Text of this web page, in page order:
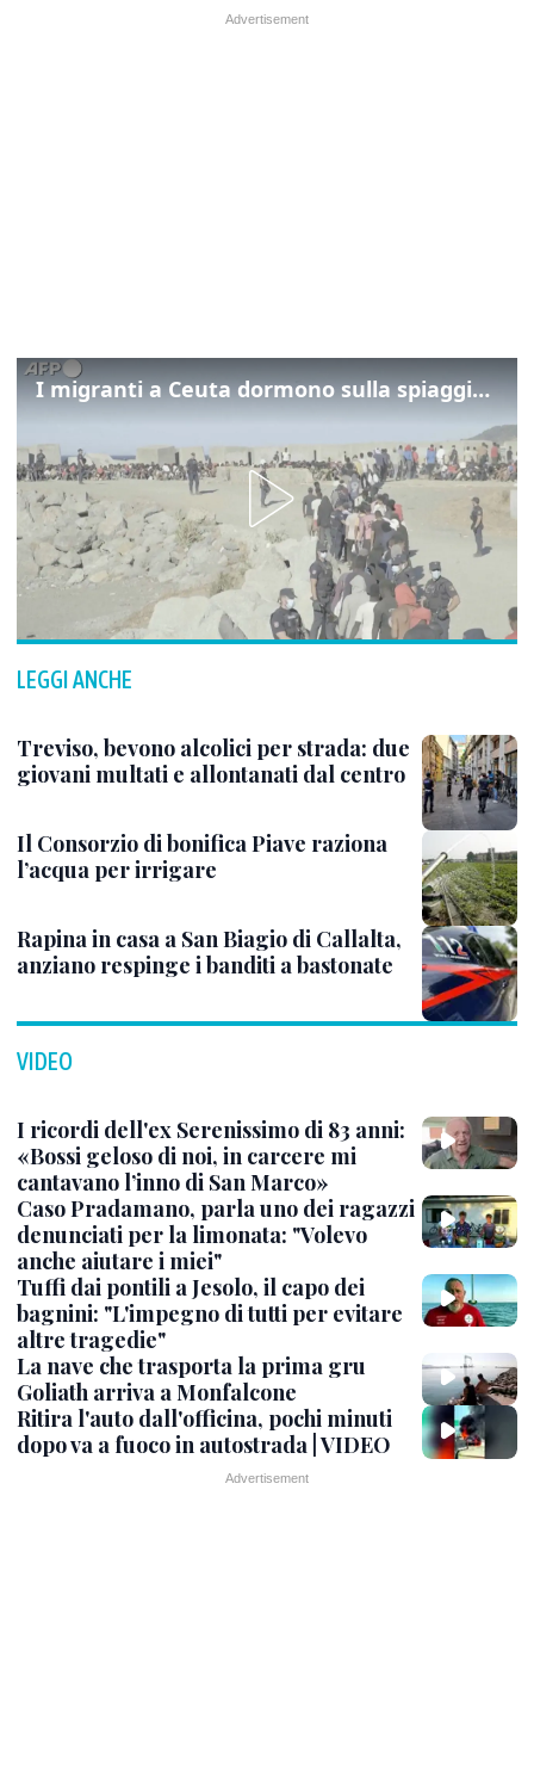
I migranti a Ceuta dormono sulla spiaggia: "Vogliamo entrare in Europa"
LEGGI ANCHE
Treviso, bevono alcolici per strada: due
giovani multati e allontanati dal centro
Il Consorzio di bonifica Piave raziona
l’acqua per irrigare
Rapina in casa a San Biagio di Callalta,
anziano respinge i banditi a bastonate
VIDEO
I ricordi dell'ex Serenissimo di 83 anni:
«Bossi geloso di noi, in carcere mi
cantavano l’inno di San Marco»
Caso Pradamano, parla uno dei ragazzi
denunciati per la limonata: "Volevo
anche aiutare i miei"
Tuffi dai pontili a Jesolo, il capo dei
bagnini: "L'impegno di tutti per evitare
altre tragedie"
La nave che trasporta la prima gru
Goliath arriva a Monfalcone
Ritira l'auto dall'officina, pochi minuti
dopo va a fuoco in autostrada | VIDEO